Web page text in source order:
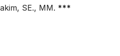
SE., MM. ***